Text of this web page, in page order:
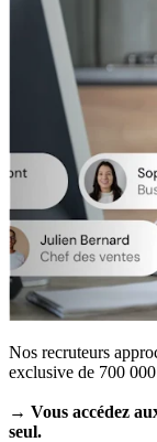
Nos recruteurs
exclusive de 700
→ Vous accédez
seul.